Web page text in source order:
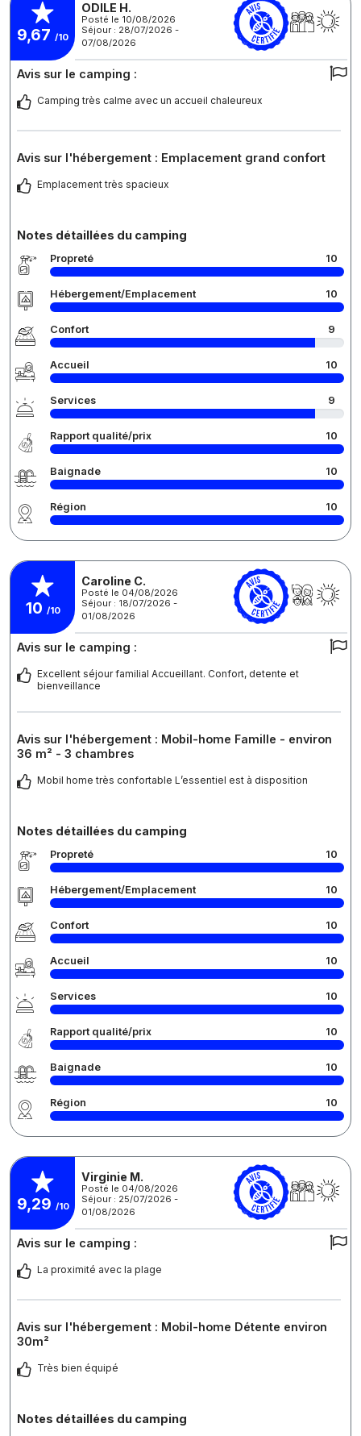
9,67 /10
ODILE H.
Posté le 10/08/2026
Séjour : 28/07/2026 -
07/08/2026
Avis sur le camping :
Camping très calme avec un accueil chaleureux
Avis sur l'hébergement : Emplacement grand confort
Emplacement très spacieux
Notes détaillées du camping
Propreté 10
Hébergement/Emplacement 10
Confort 9
Accueil 10
Services 9
Rapport qualité/prix 10
Baignade 10
Région 10
10 /10
Caroline C.
Posté le 04/08/2026
Séjour : 18/07/2026 -
01/08/2026
Avis sur le camping :
Excellent séjour familial Accueillant. Confort, detente et
bienveillance
Avis sur l'hébergement : Mobil-home Famille - environ
36 m² - 3 chambres
Mobil home très confortable L’essentiel est à disposition
Notes détaillées du camping
Propreté 10
Hébergement/Emplacement 10
Confort 10
Accueil 10
Services 10
Rapport qualité/prix 10
Baignade 10
Région 10
9,29 /10
Virginie M.
Posté le 04/08/2026
Séjour : 25/07/2026 -
01/08/2026
Avis sur le camping :
La proximité avec la plage
Avis sur l'hébergement : Mobil-home Détente environ
30m²
Très bien équipé
Notes détaillées du camping